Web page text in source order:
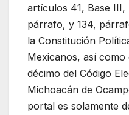
artículos 41, Base
párrafo, y 134,
la Constitución
Mexicanos, así
décimo del Código
Michoacán de
portal es solamente